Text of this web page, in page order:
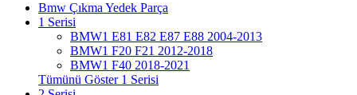
Bmw Çıkma Yedek Parça
1 Serisi
BMW1 E81 E82 E87 E88 2004-2013
BMW1 F20 F21 2012-2018
BMW1 F40 2018-2021
Tümünü Göster 1 Serisi